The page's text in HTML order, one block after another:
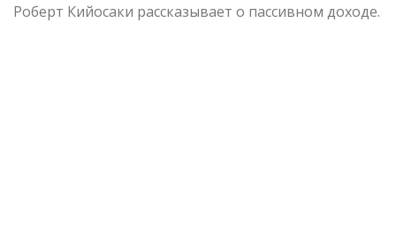
Роберт Кийосаки рассказывает о пассивном доходе.